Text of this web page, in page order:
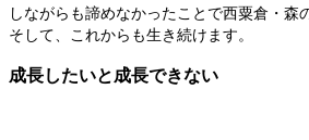
しながらも諦めなかったことで西粟倉・森
そして、これからも生き続けます。
成長したいと成長できない